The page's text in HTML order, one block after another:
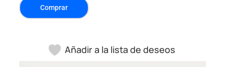
Comprar
Añadir a la lista de deseos